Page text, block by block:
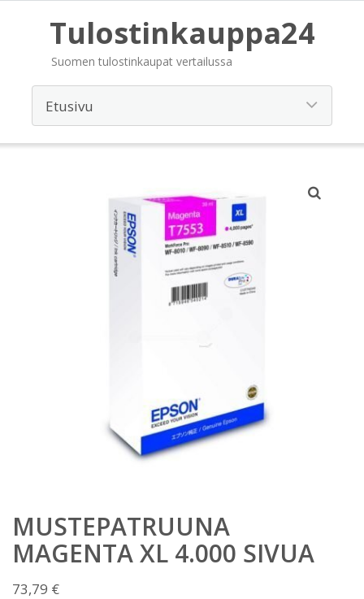
Tulostinkauppa24
Suomen tulostinkaupat vertailussa
MUSTEPATRUUNA
MAGENTA XL 4.000 SIVUA
73,79 €